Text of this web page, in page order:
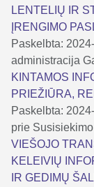
LENTELIŲ IR
ĮRENGIMO
Paskelbta:
administracija
KINTAMOS
PRIEŽIŪRA,
Paskelbta:
prie
VIEŠOJO
KELEIVIŲ
IR GEDIMŲ